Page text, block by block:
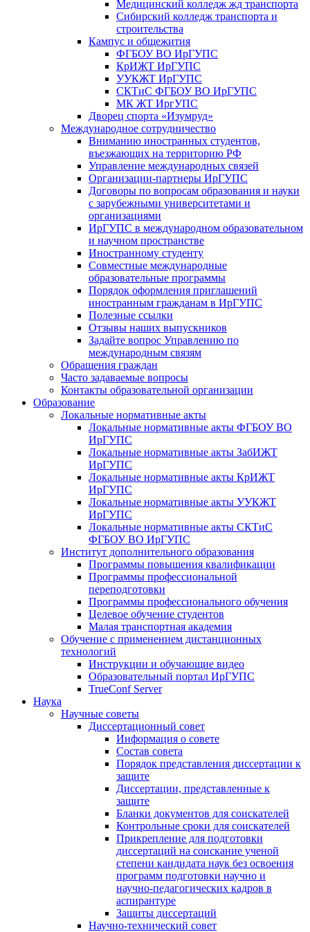
Медицинский колледж жд транспорта
Сибирский колледж транспорта и
строительства
Кампус и общежития
ФГБОУ ВО ИрГУПС
КрИЖТ ИрГУПС
УУКЖТ ИрГУПС
СКТиС ФГБОУ ВО ИрГУПС
МК ЖТ ИргУПС
Дворец спорта «Изумруд»
Международное сотрудничество
Вниманию иностранных студентов,
въезжающих на территорию РФ
Управление международных связей
Организации-партнеры ИрГУПС
Договоры по вопросам образования и науки
с зарубежными университетами и
организациями
ИрГУПС в международном образовательном
и научном пространстве
Иностранному студенту
Совместные международные
образовательные программы
Порядок оформления приглашений
иностранным гражданам в ИрГУПС
Полезные ссылки
Отзывы наших выпускников
Задайте вопрос Управлению по
международным связям
Обращения граждан
Часто задаваемые вопросы
Контакты образовательной организации
Образование
Локальные нормативные акты
Локальные нормативные акты ФГБОУ ВО
ИрГУПС
Локальные нормативные акты ЗабИЖТ
ИрГУПС
Локальные нормативные акты КрИЖТ
ИрГУПС
Локальные нормативные акты УУКЖТ
ИрГУПС
Локальные нормативные акты СКТиС
ФГБОУ ВО ИрГУПС
Институт дополнительного образования
Программы повышения квалификации
Программы профессиональной
переподготовки
Программы профессионального обучения
Целевое обучение студентов
Малая транспортная академия
Обучение с применением дистанционных
технологий
Инструкции и обучающие видео
Образовательный портал ИрГУПС
TrueConf Server
Наука
Научные советы
Диссертационный совет
Информация о совете
Состав совета
Порядок представления диссертации к
защите
Диссертации, представленные к
защите
Бланки документов для соискателей
Контрольные сроки для соискателей
Прикрепление для подготовки
диссертаций на соискание ученой
степени кандидата наук без освоения
программ подготовки научно и
научно-педагогических кадров в
аспирантуре
Защиты диссертаций
Научно-технический совет